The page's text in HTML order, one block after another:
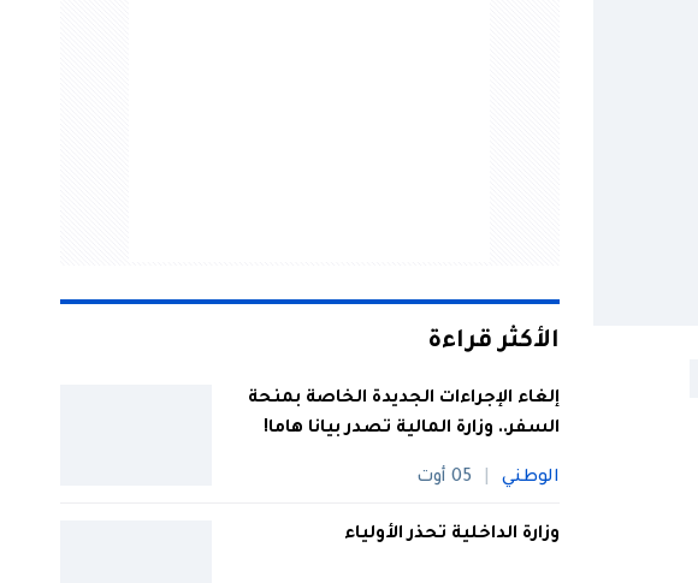
الأكثر قراءة
إلغاء الإجراءات الجديدة الخاصة بمنحة
السفر.. وزارة المالية تصدر بيانا هاما!
الوطني 05 أوت
وزارة الداخلية تحذر الأولياء